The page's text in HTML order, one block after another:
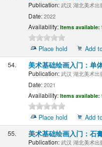
Publication:武汉 湖北美术出
Date:2022
Availability: Items available:
Place hold
Add
54.
美术基础绘画入门：单
Publication:武汉 湖北美术出
Date:2021
Availability: Items available:
Place hold
Add
55.
美术基础绘画入门：石
Publication:武汉 湖北美术出